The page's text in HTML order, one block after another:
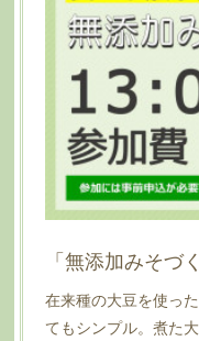
「無添加みそづ
在来種の大豆を使っ
てもシンプル。煮た